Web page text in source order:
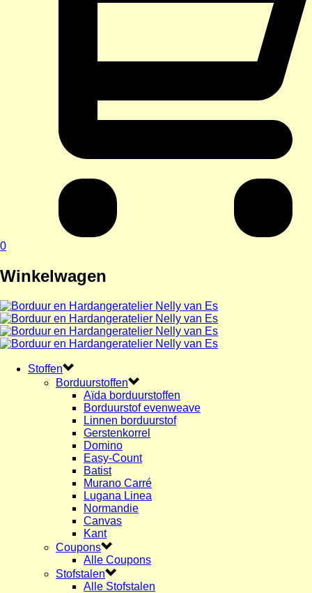
0
Winkelwagen
Stoffen
Borduurstoffen
Aïda borduurstoffen
Borduurstof evenweave
Linnen borduurstof
Gerstenkorrel
Domino
Easy-Count
Batist
Murano Carré
Lugana Linea
Normandie
Canvas
Kant
Coupons
Alle Coupons
Stofstalen
Alle Stofstalen